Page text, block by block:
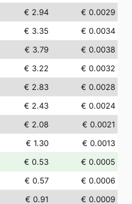
€ 2.94
€ 0.0029
€ 3.35
€ 0.0034
€ 3.79
€ 0.0038
€ 3.22
€ 0.0032
€ 2.83
€ 0.0028
€ 2.43
€ 0.0024
€ 2.08
€ 0.0021
€ 1.30
€ 0.0013
€ 0.53
€ 0.0005
€ 0.57
€ 0.0006
€ 0.91
€ 0.0009